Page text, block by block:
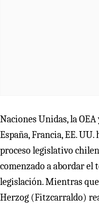
Naciones Unidas, la
España, Francia, EE.
proceso legislativo
comenzado a abordar el
legislación. Mientras
Herzog (Fitzcarraldo)